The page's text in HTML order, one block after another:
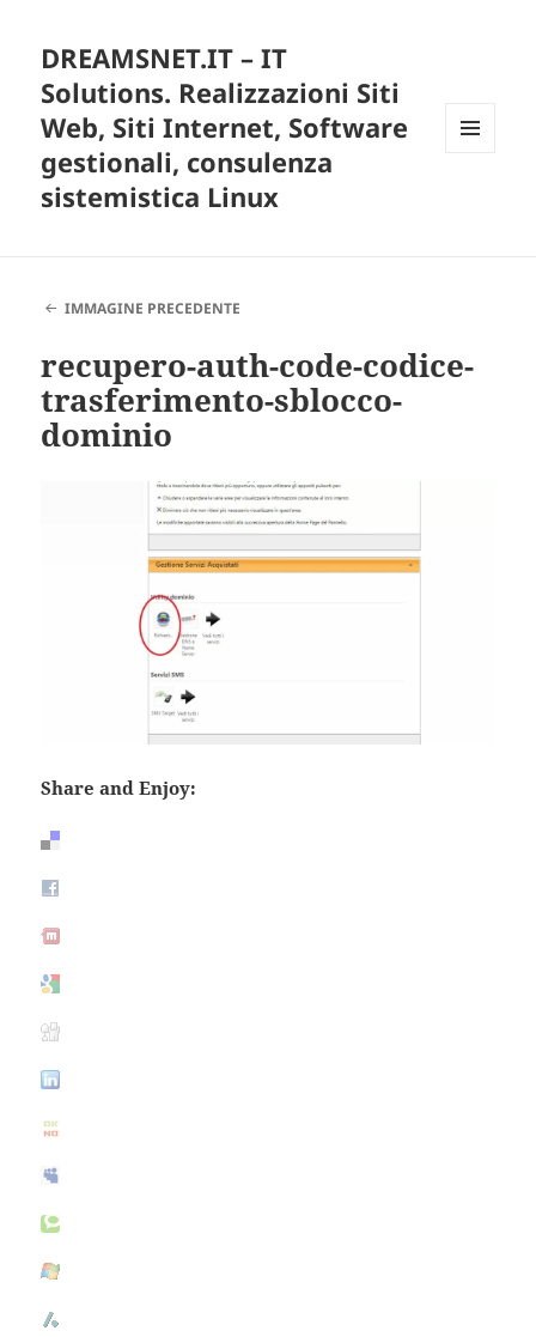
DREAMSNET.IT – IT
Solutions. Realizzazioni Siti
Web, Siti Internet, Software
gestionali, consulenza
sistemistica Linux
IMMAGINE PRECEDENTE
recupero-auth-code-codice-
trasferimento-sblocco-
dominio
Share and Enjoy: